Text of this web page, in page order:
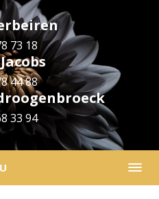
73 18
44 88
33 94